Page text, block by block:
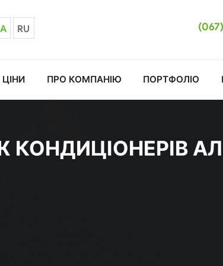
(067)
RU
ЦІНИ ПРО КОМПАНІЮ ПОРТФОЛІО